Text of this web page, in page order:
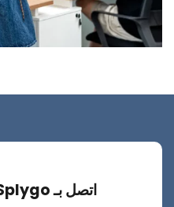
اتصل بـ Splygo لتلبية احتياجاتك